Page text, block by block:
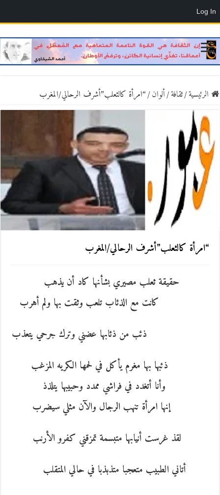
الرئيسية/ثقافة/ألوان/“امرأة كالثعلب”أشرف الرحالي/المغرب
“امرأة كالثعلب”أشرف الرحالي/المغرب
حقيقة ثعلب مصيري بشأنها كاد أن يذهب
كانت مع الذئاب تلعب وثقت بها ولم أهرب
ذئب من ذئابها عضني وترك جرحي يتعذب
ذئبها بها مغرم يأكل في لحمها الكريه المزغب
وأنا أتغدد في فراشي ممدد وحبيبها يتلذذ
إنها امرأة تنهب الرجال والآن مثلي سيضرب
لقذ غرست أنيابها متبسمة تمزقني كفرو الأرنب
أتاني الطبيب متعجبا متذبذبا في حالي المتقلب
Log In